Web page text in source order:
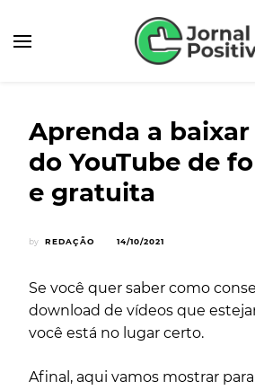
Aprenda a
do YouTube de
e gratuita
by REDAÇÃO 14/10/2021
Se você quer saber como
download de vídeos que
você está no lugar certo.
Afinal, aqui vamos mostrar